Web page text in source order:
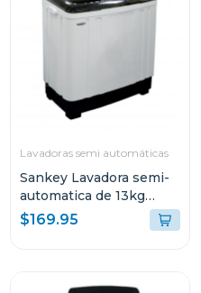
Lavadoras semi automáticas
Sankey Lavadora semi-
automatica de 13kg
wm1320
$169.95